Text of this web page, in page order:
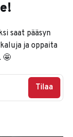
saat pääsyn
ja oppaita
🤩
Tilaa